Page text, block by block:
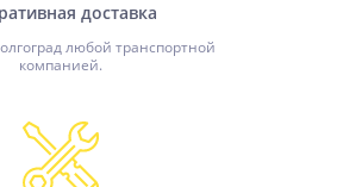
доставка
любой транспортной
компанией.